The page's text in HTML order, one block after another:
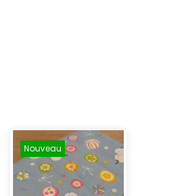
Nouveau